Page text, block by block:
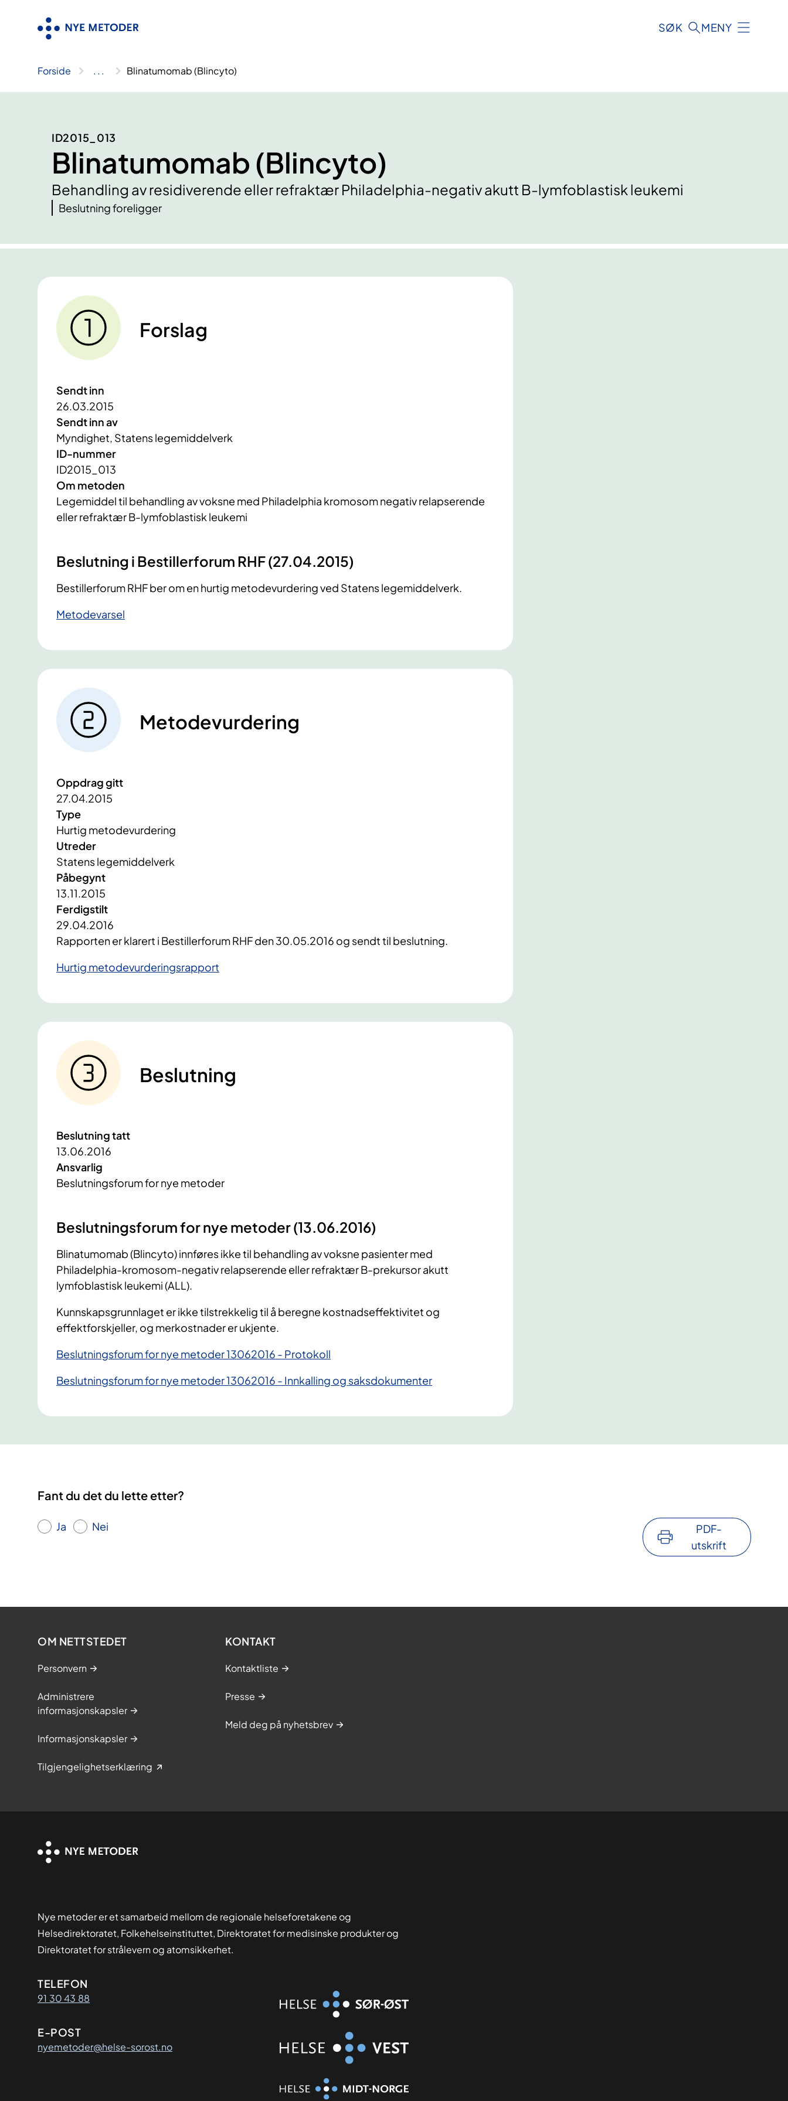
SØK MENY
Forside .. . Blinatumomab (Blincyto)
ID2015_013
Blinatumomab (Blincyto)
Behandling av residiverende eller refraktær Philadelphia-negativ akutt B-lymfoblastisk leukemi
Beslutning foreligger
Forslag
Sendt inn
26.03.2015
Sendt inn av
Myndighet, Statens legemiddelverk
ID-nummer
ID2015_013
Om metoden
Legemiddel til behandling av voksne med Philadelphia kromosom negativ relapserende
eller refraktær B-lymfoblastisk leukemi
Beslutning i Bestillerforum RHF (27.04.2015)
​Bestillerforum RHF ber om en hurtig metodevurdering ved Statens legemiddelverk.
Metodevarsel
Metodevurdering
Oppdrag gitt
27.04.2015
Type
Hurtig metodevurdering
Utreder
Statens legemiddelverk
Påbegynt
13.11.2015
Ferdigstilt
29.04.2016
Rapporten er klarert i Bestillerforum RHF den 30.05.2016 og sendt til beslutning.
​Hurtig metodevurderingsrapport
Beslutning
Beslutning tatt
13.06.2016
Ansvarlig
Beslutningsforum for nye metoder
Beslutningsforum for nye metoder (13.06.2016)
​Blinatumomab (Blincyto) innføres ikke til behandling av voksne pasienter med
Philadelphia-kromosom-negativ relapserende eller refraktær B-prekursor akutt
lymfoblastisk leukemi (ALL).
Kunnskapsgrunnlaget er ikke tilstrekkelig til å beregne kostnadseffektivitet og
effektforskjeller, og merkostnader er ukjente.
Beslutningsforum for nye metoder 13062016 - Protokoll
Beslutningsforum for nye metoder 13062016 - Innkalling og saksdokumenter
Fant du det du lette etter?
Ja Nei
PDF-
utskrift
OM NETTSTEDET
Personvern
Administrere
informasjonskapsler
Informasjonskapsler
Tilgjengelighetserklæring
KONTAKT
Kontaktliste
Presse
Meld deg på nyhetsbrev
Nye metoder er et samarbeid mellom de regionale helseforetakene og
Helsedirektoratet, Folkehelseinstituttet, Direktoratet for medisinske produkter og
Direktoratet for strålevern og atomsikkerhet.
Kontaktinformasjon
TELEFON
91 30 43 88
E-POST
nyemetoder@helse-sorost.no
Organisasjon